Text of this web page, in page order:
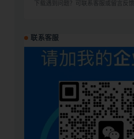
下载遇到问题？可联系客服或留言反馈
联系客服